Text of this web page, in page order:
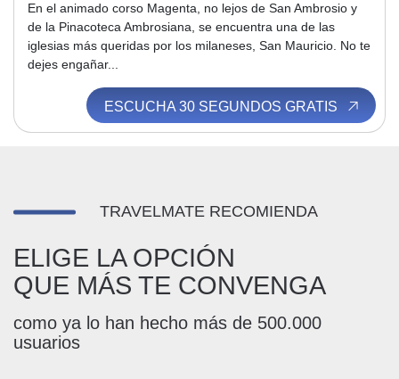
En el animado corso Magenta, no lejos de San Ambrosio y
de la Pinacoteca Ambrosiana, se encuentra una de las
iglesias más queridas por los milaneses, San Mauricio. No te
dejes engañar...
ESCUCHA 30 SEGUNDOS GRATIS
TRAVELMATE RECOMIENDA
ELIGE LA OPCIÓN
QUE MÁS TE CONVENGA
como ya lo han hecho más de 500.000
usuarios